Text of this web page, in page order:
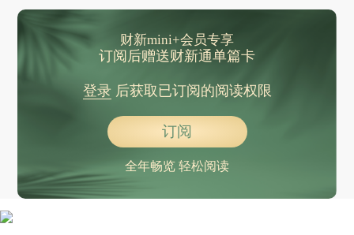
财新mini+会员专享
订阅后赠送财新通单篇卡
登录后获取已订阅的阅读权限
订阅
全年畅览 轻松阅读